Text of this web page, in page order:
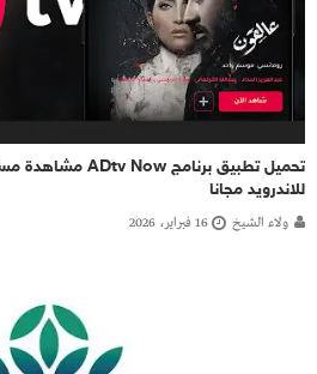
للاندرويد مجانا
ولاء الشيخ 16 فبراير، 2026